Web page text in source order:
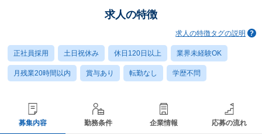
求人の特徴
求人の特徴タグの説明
正社員採用 土日祝休み 休日120日以上 業界未経験OK
月残業20時間以内 賞与あり 転勤なし 学歴不問
募集内容 勤務条件 企業情報 応募の流れ